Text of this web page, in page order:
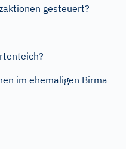
gesteuert?
im ehemaligen Birma